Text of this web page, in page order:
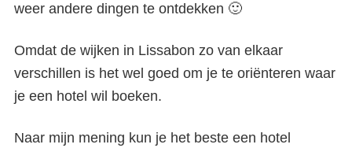
weer andere dingen te ontdekken 🙂
Omdat de wijken in Lissabon zo van elkaar
verschillen is het wel goed om je te oriënteren waar
je een hotel wil boeken.
Naar mijn mening kun je het beste een hotel